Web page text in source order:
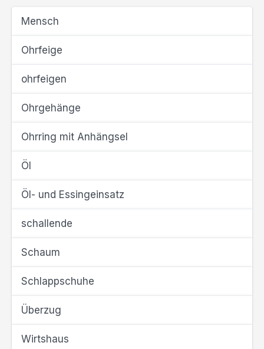
Mensch
Ohrfeige
ohrfeigen
Ohrgehänge
Ohrring mit Anhängsel
Öl
Öl- und Essingeinsatz
schallende
Schaum
Schlappschuhe
Überzug
Wirtshaus